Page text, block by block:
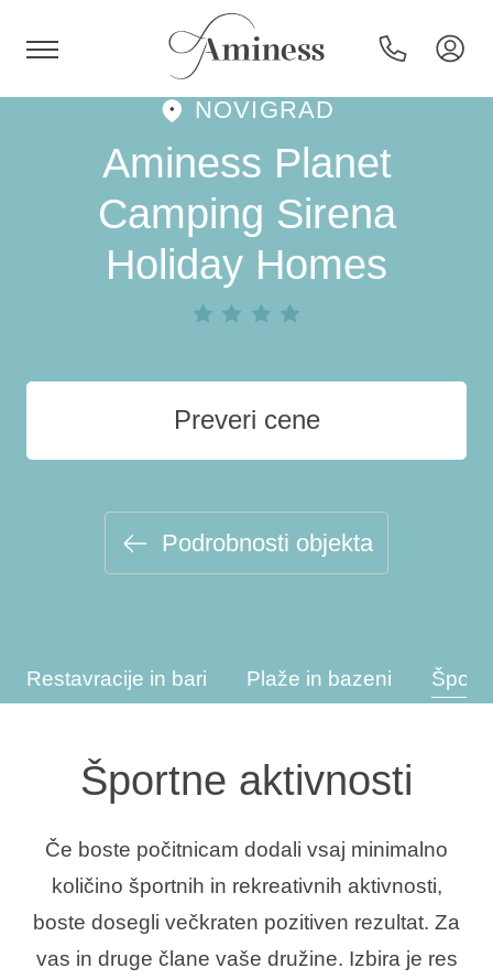
Hoteli in resorti
Destinacije
Vrste počitnic
Ami Loyalty program
NOVIGRAD
Aminess Planet
Camping Sirena
Holiday Homes
Preveri cene
Podrobnosti objekta
Restavracije in bari Plaže in bazeni
Športne aktivnosti
Če boste počitnicam dodali vsaj minimalno
količino športnih in rekreativnih aktivnosti,
boste dosegli večkraten pozitiven rezultat. Za
vas in druge člane vaše družine. Izbira je res